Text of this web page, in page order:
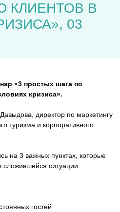
КЛИЕНТОВ В
03
«3 простых шага по
кризиса».
директор по маркетингу
туризма и корпоративного
на 3 важных пунктах, которые
сложившейся ситуации.
гостей